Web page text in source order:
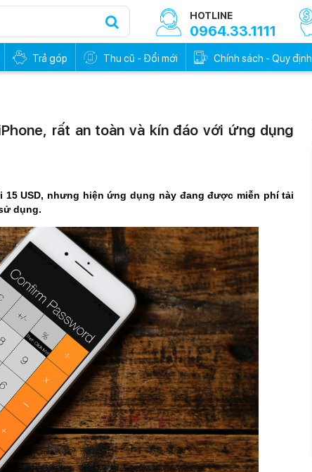
HOTLINE
0964.33.1111
Trả góp Thu cũ - Đổi mới Chính sách - Quy định
rất an toàn và kín đáo với ứng dụng
USD, nhưng hiện ứng dụng này đang được miễn phí tải
dụng.